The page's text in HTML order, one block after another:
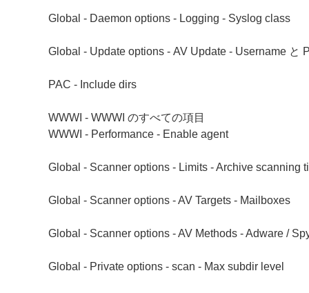
Global - Daemon options - Logging - Syslog class
Global - Update options - AV Update - Username と
PAC - Include dirs
WWWI - WWWI のすべての項目
WWWI - Performance - Enable agent
Global - Scanner options - Limits - Archive scanning
Global - Scanner options - AV Targets - Mailboxes
Global - Scanner options - AV Methods - Adware /
Global - Private options - scan - Max subdir level